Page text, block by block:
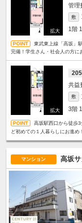
敷
1階
東武東上線「高坂」
完備！学生さん・社会人の方に
205
敷
3階
高坂駅西口から徒歩
ど初めての１人暮らしにお進め！
マンション 高坂